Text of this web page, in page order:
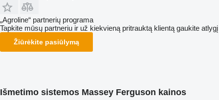
„Agroline“ partnerių programa
Tapkite mūsų partneriu ir už kiekvieną pritrauktą klientą gaukite atlygį
Žiūrėkite pasiūlymą
Išmetimo sistemos Massey Ferguson kainos